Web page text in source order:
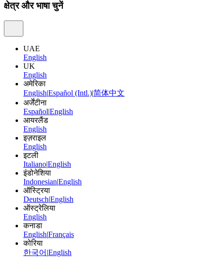
क्षेत्र और भाषा चुनें
UAE
English
UK
English
अमेरिका
English|Español (Intl.)|简体中文
अर्जेंटीना
Español|English
आयरलैंड
English
इज़राइल
English
इटली
Italiano|English
इंडोनेशिया
Indonesian|English
ऑस्ट्रिया
Deutsch|English
ऑस्ट्रेलिया
English
कनाडा
English|Français
कोरिया
한국어 |English